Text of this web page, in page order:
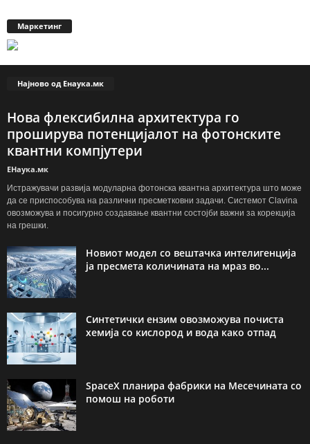
Маркетинг
Најново од Енаука.мк
Нова флексибилна архитектура го
проширува потенцијалот на фотонските
квантни компјутери
ЕНаука.мк
Истражувачи развија модуларна фотонска квантна архитектура што може
да се приспособува на различни пресметковни задачи. Системот Clavina
овозможува и посигурно создавање квантни состојби важни за корекција
на грешки.
Новиот модел со вештачка интелигенција
ја пресмета количината на мраз во...
Синтетички ензим овозможува почиста
хемија со кислород и вода како отпад
SpaceX планира фабрики на Месечината со
помош на роботи